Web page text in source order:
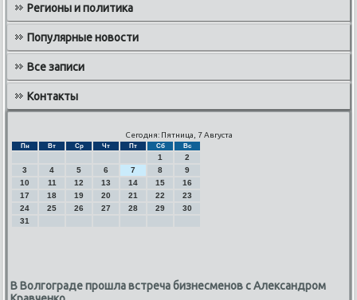
Регионы и политика
Популярные новости
Все записи
Контакты
Сегодня: Пятница, 7 Августа
Пн Вт Ср Чт Пт Сб Вс
1
2
3
4 5 6 7 8
9
10
11 12 13 14 15
16
17
18 19 20 21 22
23
24
25 26 27 28 29
30
31
В Волгограде прошла встреча бизнесменов с Александром